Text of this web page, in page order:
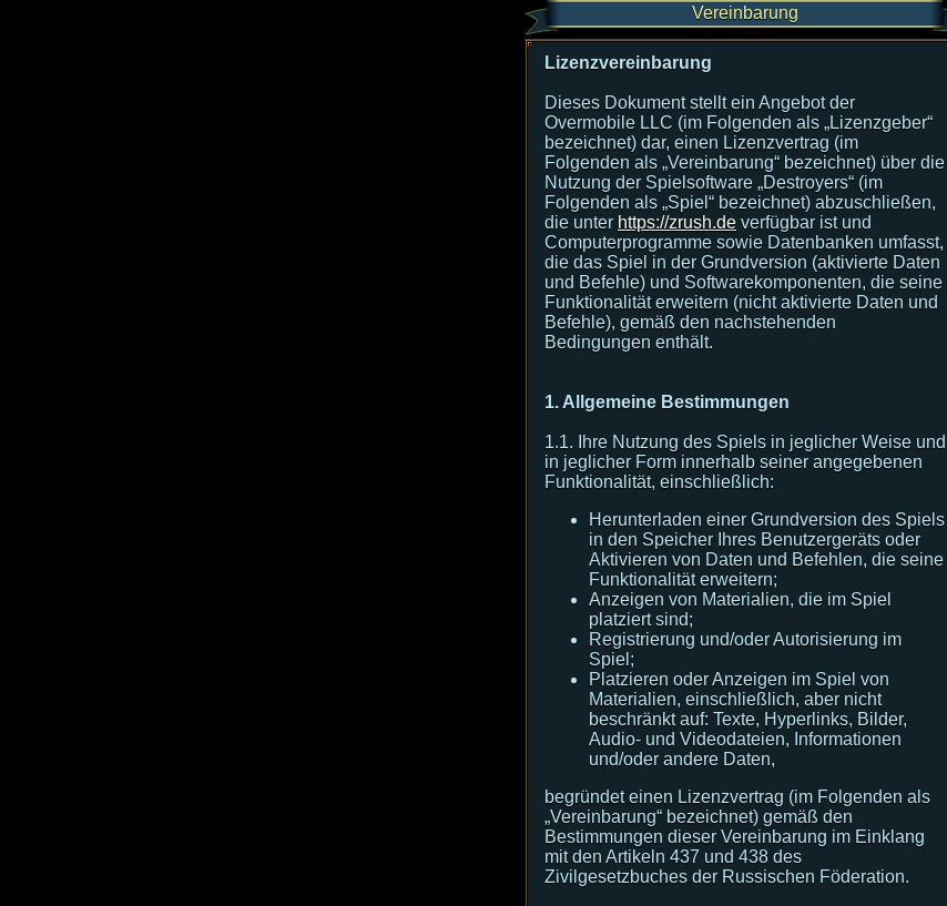
Vereinbarung
Lizenzvereinbarung
Dieses Dokument stellt ein Angebot der
Overmobile LLC (im Folgenden als „Lizenzgeber“
bezeichnet) dar, einen Lizenzvertrag (im
Folgenden als „Vereinbarung“ bezeichnet) über die
Nutzung der Spielsoftware „Destroyers“ (im
Folgenden als „Spiel“ bezeichnet) abzuschließen,
die unter https://zrush.de verfügbar ist und
Computerprogramme sowie Datenbanken umfasst,
die das Spiel in der Grundversion (aktivierte Daten
und Befehle) und Softwarekomponenten, die seine
Funktionalität erweitern (nicht aktivierte Daten und
Befehle), gemäß den nachstehenden
Bedingungen enthält.
1. Allgemeine Bestimmungen
1.1. Ihre Nutzung des Spiels in jeglicher Weise und
in jeglicher Form innerhalb seiner angegebenen
Funktionalität, einschließlich:
Herunterladen einer Grundversion des Spiels
in den Speicher Ihres Benutzergeräts oder
Aktivieren von Daten und Befehlen, die seine
Funktionalität erweitern;
Anzeigen von Materialien, die im Spiel
platziert sind;
Registrierung und/oder Autorisierung im
Spiel;
Platzieren oder Anzeigen im Spiel von
Materialien, einschließlich, aber nicht
beschränkt auf: Texte, Hyperlinks, Bilder,
Audio- und Videodateien, Informationen
und/oder andere Daten,
begründet einen Lizenzvertrag (im Folgenden als
„Vereinbarung“ bezeichnet) gemäß den
Bestimmungen dieser Vereinbarung im Einklang
mit den Artikeln 437 und 438 des
Zivilgesetzbuches der Russischen Föderation.